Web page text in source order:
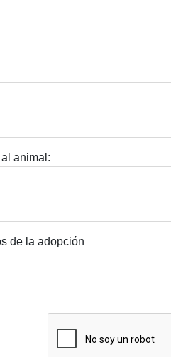
animal:
de la adopción